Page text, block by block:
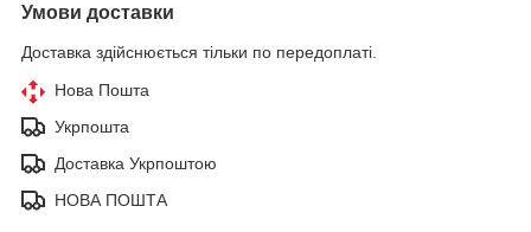
Умови доставки
Доставка здійснюється тільки по передоплаті.
Нова Пошта
Укрпошта
Доставка Укрпоштою
НОВА ПОШТА